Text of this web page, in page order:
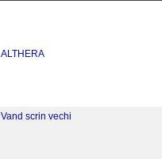
ALTHERA
Vand scrin vechi